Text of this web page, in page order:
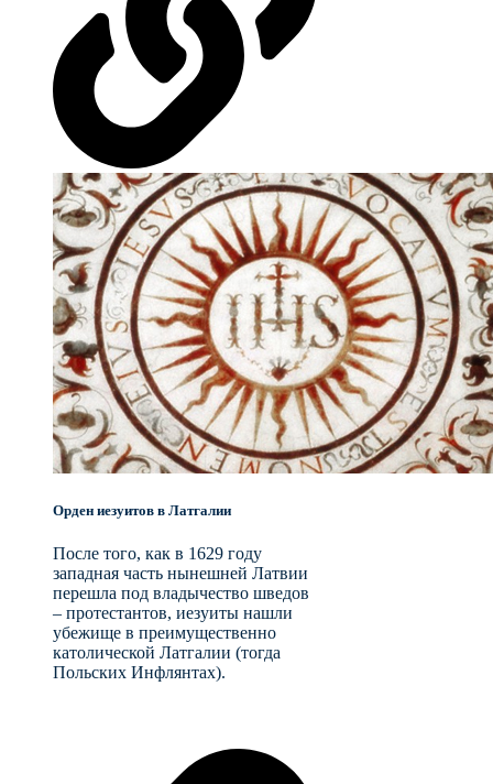
Орден иезуитов в Латгалии
После того, как в 1629 году
западная часть нынешней Латвии
перешла под владычество шведов
– протестантов, иезуиты нашли
убежище в преимущественно
католической Латгалии (тогда
Польских Инфлянтах).